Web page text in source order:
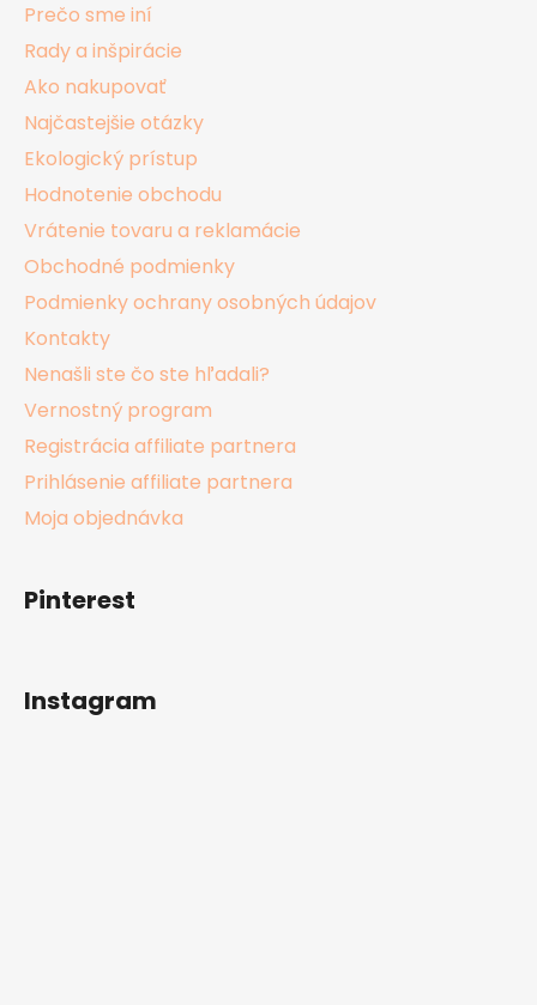
Prečo sme iní
Rady a inšpirácie
Ako nakupovať
Najčastejšie otázky
Ekologický prístup
Hodnotenie obchodu
Vrátenie tovaru a reklamácie
Obchodné podmienky
Podmienky ochrany osobných údajov
Kontakty
Nenašli ste čo ste hľadali?
Vernostný program
Registrácia affiliate partnera
Prihlásenie affiliate partnera
Moja objednávka
Pinterest
Instagram